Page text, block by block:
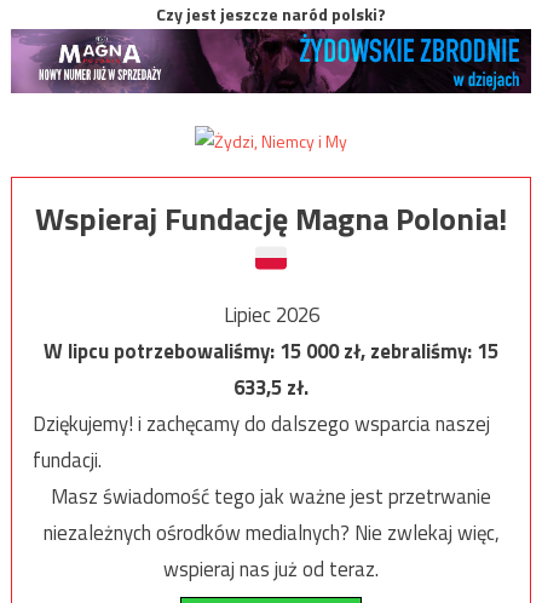
Czy jest jeszcze naród polski?
Wspieraj Fundację Magna Polonia!
Lipiec 2026
W lipcu potrzebowaliśmy:15 000zł, zebraliśmy:15
633,5zł.
Dziękujemy! i zachęcamy do dalszego wsparcia naszej
fundacji.
Masz świadomość tego jak ważne jest przetrwanie
niezależnych ośrodków medialnych? Nie zwlekaj więc,
wspieraj nas już od teraz.